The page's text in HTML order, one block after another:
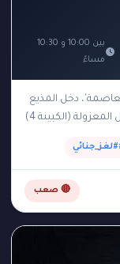
بين 10:00 و 10:30
مساءً
دخل المذيع
الاستقصائي الشهير نادر سليم إلى غرفة التسجيل المعزولة (الكبينة 4)
🔴 صعب